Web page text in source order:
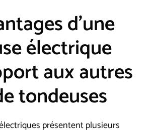
d’une
électrique
aux autres
tondeuses
présentent plusieurs